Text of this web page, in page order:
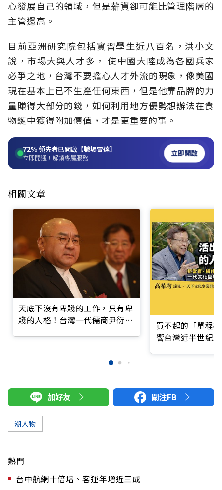
心發展自己的領域，但是薪資卻可能比管理階層的
主管還高。
目前亞洲研究院包括實習學生近八百名，洪小文
說，市場大與人才多， 使中國大陸成為各國兵家
必爭之地，台灣不要擔心人才外流的現象，像美國
現在基本上已不生產任何東西，但是他靠品牌的力
量賺得大部分的錢，如何利用地方優勢想辦法在食
物鏈中獲得附加價值，才是更重要的事。
72%領先者已開啟【職場雷達】
立即開通！解鎖專屬服務 立即開啟
相關文章
天底下沒有卑賤的工作，只有卑
賤的人格！台灣一代儒商尹衍樑
買不起的「單程
響台灣近半世紀
加好友 關注FB
潮人物
熱門
台中航網十倍增、客運年增近三成